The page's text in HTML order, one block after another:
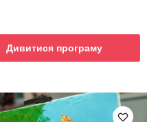
Дивитися програму